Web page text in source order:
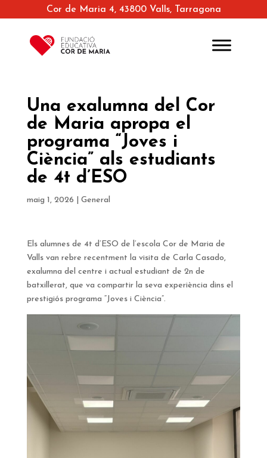
Cor de Maria 4, 43800 Valls, Tarragona
Una exalumna del Cor
de Maria apropa el
programa “Joves i
Ciència” als estudiants
de 4t d’ESO
maig 1, 2026 General
Els alumnes de 4t d’ESO de l’escola Cor de Maria de
Valls van rebre recentment la visita de Carla Casado,
exalumna del centre i actual estudiant de 2n de
batxillerat, que va compartir la seva experiència dins el
prestigiós programa “Joves i Ciència”.